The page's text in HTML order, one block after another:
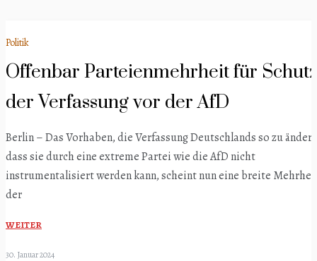
Politik
Offenbar Parteienmehrheit für
der Verfassung vor der AfD
Berlin – Das Vorhaben, die Verfassung Deutschlands so zu
dass sie durch eine extreme Partei wie die AfD nicht
instrumentalisiert werden kann, scheint nun eine breite
der
WEITER
30. Januar 2024